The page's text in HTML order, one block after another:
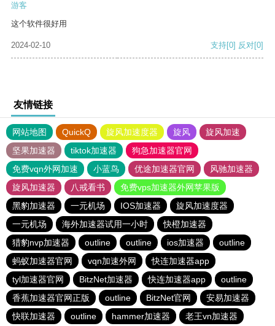
游客
这个软件很好用
2024-02-10 支持[0] 反对[0]
友情链接
网站地图 QuickQ 旋风加速度器 旋风
旋风加速
坚果加速器
tiktok加速器
狗急加速器官网
免费vqn外网加速
小蓝鸟 优途加速器官网
风驰加速器
旋风加速器
八戒看书
免费vps加速器外网苹果版
黑豹加速器
一元机场 IOS加速器
旋风加速度器
一元机场
海外加速器试用一小时
快橙加速器
猎豹nvp加速器
outline outline ios加速器
outline
蚂蚁加速器官网
vqn加速外网
快连加速器app
tyl加速器官网
BitzNet加速器 快连加速器app
outline
香蕉加速器官网正版
outline BitzNet官网
安易加速器
快联加速器
outline hammer加速器 老王vn加速器